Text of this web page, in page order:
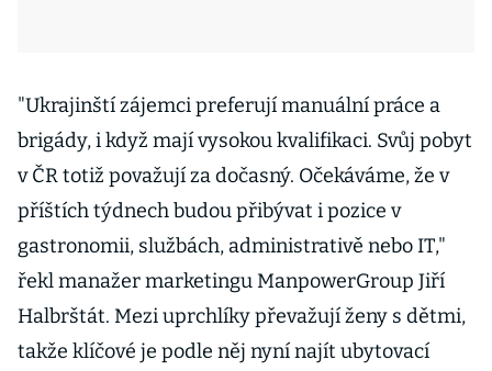
"Ukrajinští zájemci preferují manuální práce a
brigády, i když mají vysokou kvalifikaci. Svůj pobyt
v ČR totiž považují za dočasný. Očekáváme, že v
příštích týdnech budou přibývat i pozice v
gastronomii, službách, administrativě nebo IT,"
řekl manažer marketingu ManpowerGroup Jiří
Halbrštát. Mezi uprchlíky převažují ženy s dětmi,
takže klíčové je podle něj nyní najít ubytovací